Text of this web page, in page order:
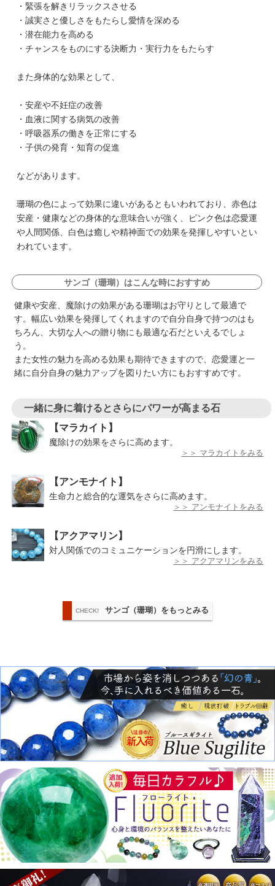
・緊張を解きリラックスさせる
・誠実さと優しさをもたらし愛情を深める
・潜在能力を高める
・チャンスをものにする決断力・実行力をもたらす
また身体的な効果として、
・安産や不妊症の改善
・血液に関する病気の改善
・呼吸器系の働きを正常にする
・子供の発育・知育の促進
などがあります。
珊瑚の色によって効果に違いがあるともいわれており、赤色は
安産・健康などの身体的な意味合いが強く、ピンク色は恋愛運
や人間関係、白色は癒しや精神面での効果を発揮しやすいとい
われています。
サンゴ（珊瑚）はこんな時におすすめ
健康や安産、魔除けの効果がある珊瑚はお守りとして最適で
す。幅広い効果を発揮してくれますので自分自身で持つのはも
ちろん、大切な人への贈り物にも最適な石だといえるでしょ
う。
また女性の魅力を高める効果も期待できますので、恋愛運と一
緒に自分自身の魅力アップを図りたい方にもおすすめです。
一緒に身に着けるとさらにパワーが高まる石
【マラカイト】
魔除けの効果をさらに高めます。
＞＞ マラカイトをみる
【アンモナイト】
生命力と総合的な運気をさらに高めます。
＞＞ アンモナイトをみる
【アクアマリン】
対人関係でのコミュニケーションを円滑にします。
＞＞ アクアマリンをみる
CHECK! サンゴ（珊瑚）をもっとみる